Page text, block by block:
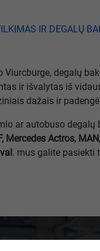
degalų
ir išvalytas iš
dažais ir
ar autobuso
Mercedes Actros,
. mus galite pasiekti